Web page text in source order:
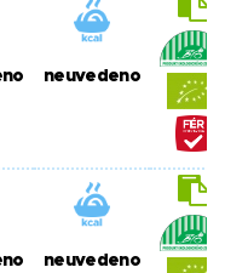
neuvedeno
neuvedeno